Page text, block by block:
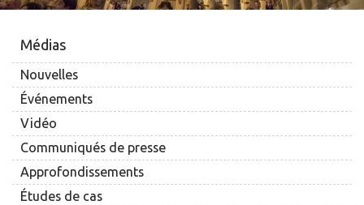
Médias
Nouvelles
Événements
Vidéo
Communiqués de presse
Approfondissements
Études de cas